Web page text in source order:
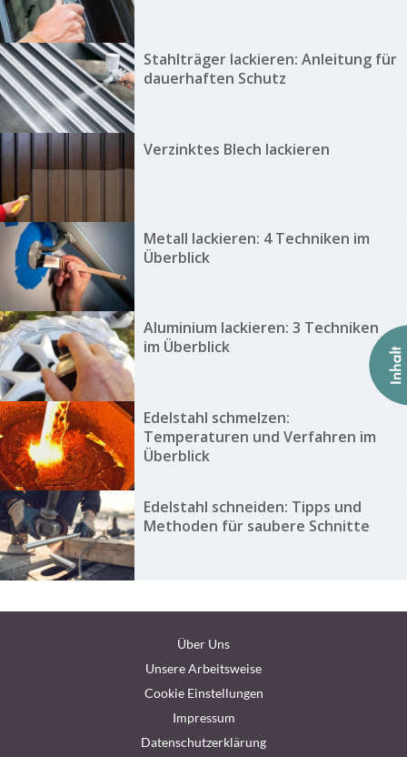
Stahlträger lackieren: Anleitung für
dauerhaften Schutz
Verzinktes Blech lackieren
Metall lackieren: 4 Techniken im
Überblick
Aluminium lackieren: 3 Techniken
im Überblick
Edelstahl schmelzen:
Temperaturen und Verfahren im
Überblick
Edelstahl schneiden: Tipps und
Methoden für saubere Schnitte
Über Uns
Unsere Arbeitsweise
Cookie Einstellungen
Impressum
Datenschutzerklärung